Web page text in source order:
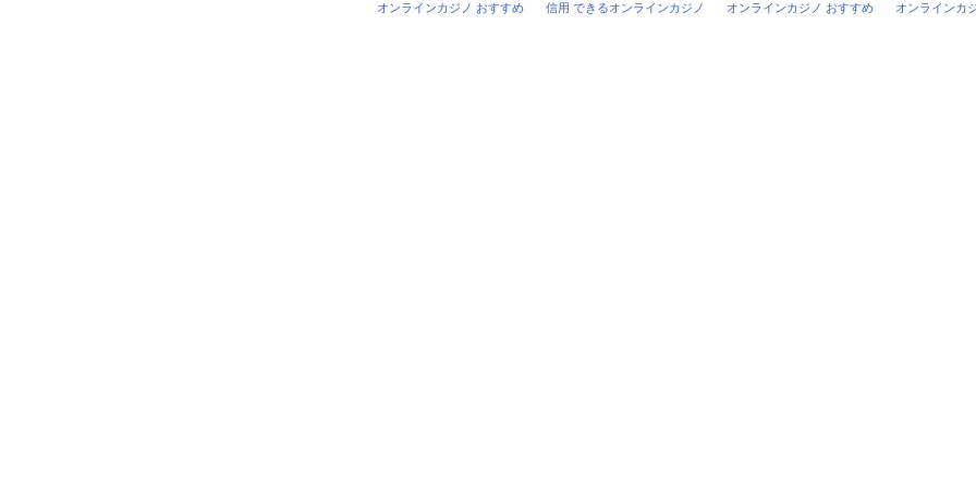
オンラインカジノ おすすめ 信用 できるオンラインカジノ オンラインカジノ おすすめ オンラインカ